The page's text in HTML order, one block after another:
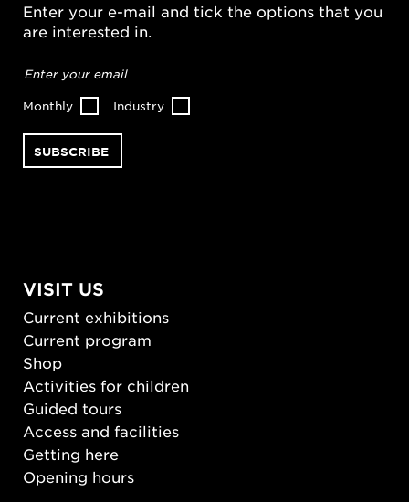
Enter your e-mail and tick the options that you
are interested in.
address*
Monthly Industry
VISIT US
Current exhibitions
Current program
Shop
Activities for children
Guided tours
Access and facilities
Getting here
Opening hours